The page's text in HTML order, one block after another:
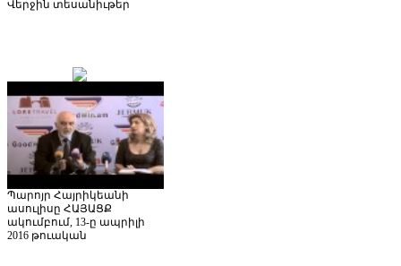
Վերջին տեսանիւթեր
Պարոյր Հայրիկեանի
ասուլիսը ՀԱՅԱՑՔ
ակումբում, 13-ը ապրիլի
2016 թուական